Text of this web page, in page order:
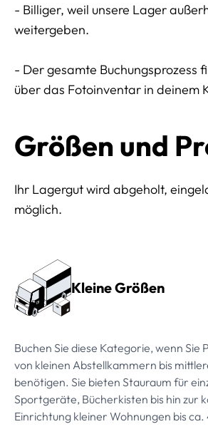
- Billiger, weil unsere Lager
weitergeben.
- Der gesamte Buchungsprozess
über das Fotoinventar in deinem
Größen und
Ihr Lagergut wird abgeholt,
möglich.
Kleine Größen
Buchen Sie diese Kategorie, wenn Sie
von kleinen Abstellkammern bis
benötigen. Sie bieten Stauraum für
Sportgeräte, Bücherkisten bis hin zur
Einrichtung kleiner Wohnungen bis ca.